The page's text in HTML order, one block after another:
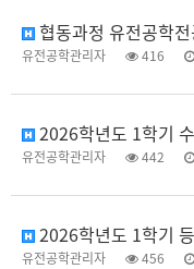
협동과정 유전공학
유전공학관리자 416
2026학년도 1학기
유전공학관리자 442
2026학년도 1학기
유전공학관리자 456